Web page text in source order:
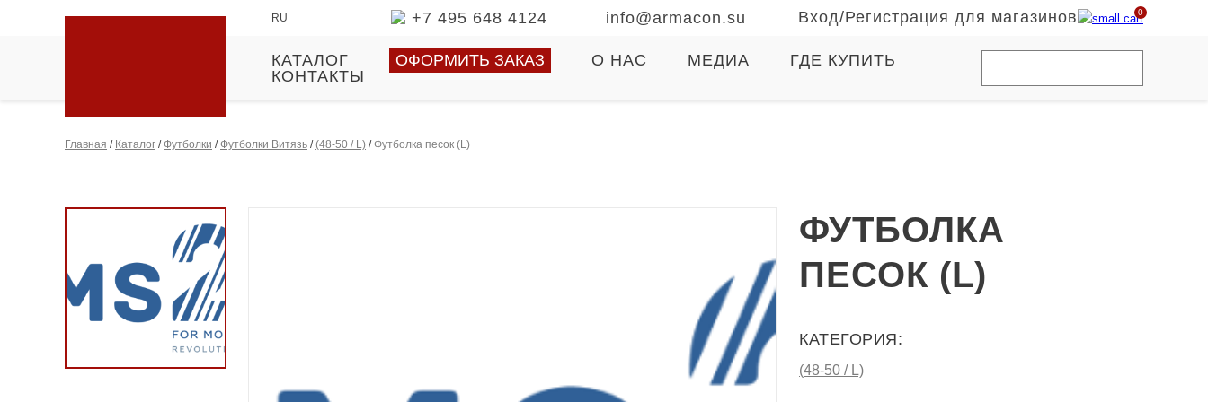
RU +7 495 648 4124 info@armacon.su Вход/Регистрация для магазинов 0
КАТАЛОГ ОФОРМИТЬ ЗАКАЗ О НАС МЕДИА
ГДЕ КУПИТЬ
КОНТАКТЫ
Главная / Каталог /Футболки /Футболки Витязь /(48-50 / L) /Футболка песок (L)
ФУТБОЛКА
ПЕСОК (L)
КАТЕГОРИЯ:
(48-50 / L)